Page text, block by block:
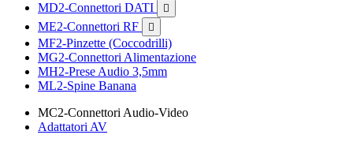
MD2-Connettori DATI 
ME2-Connettori RF 
MF2-Pinzette (Coccodrilli)
MG2-Connettori Alimentazione
MH2-Prese Audio 3,5mm
ML2-Spine Banana
MC2-Connettori Audio-Video
Adattatori AV